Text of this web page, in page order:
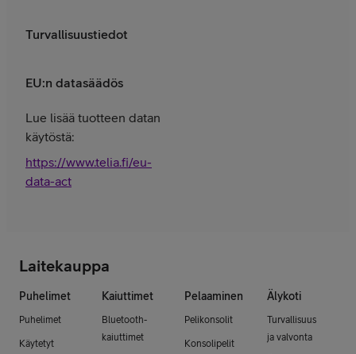
Turvallisuustiedot
EU:n datasäädös
Lue lisää tuotteen datan
käytöstä:
https://www.telia.fi/eu-
data-act
Laitekauppa
Puhelimet
Puhelimet
Käytetyt
Kaiuttimet
Bluetooth-
kaiuttimet
Pelaaminen
Pelikonsolit
Konsolipelit
Älykoti
Turvallisuus
ja valvonta